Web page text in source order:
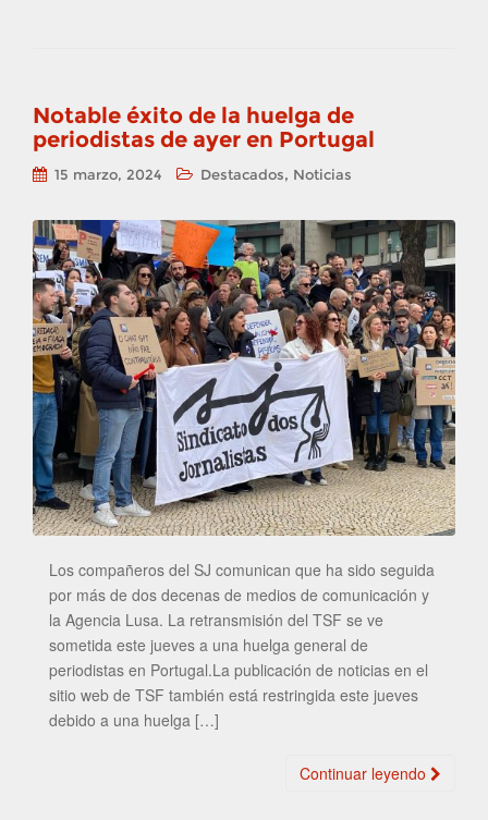
Notable éxito de la huelga de
periodistas de ayer en Portugal
15 marzo, 2024 Destacados, Noticias
Los compañeros del SJ comunican que ha sido seguida
por más de dos decenas de medios de comunicación y
la Agencia Lusa. La retransmisión del TSF se ve
sometida este jueves a una huelga general de
periodistas en Portugal.La publicación de noticias en el
sitio web de TSF también está restringida este jueves
debido a una huelga […]
Continuar leyendo